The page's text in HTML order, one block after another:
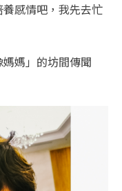
養感情吧，我先去忙
媽」的坊間傳聞